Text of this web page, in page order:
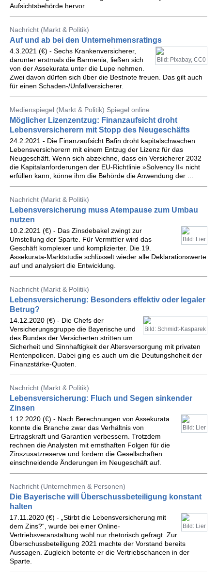
Aufsichtsbehörde hervor.
Nachricht (Markt & Politik)
Auf und ab bei den Unternehmensratings
Bild: Pixabay, CC0
4.3.2021 (€) - Sechs Krankenversicherer,
darunter erstmals die Barmenia, ließen sich
von der Assekurata unter die Lupe nehmen.
Zwei davon dürfen sich über die Bestnote freuen. Das gilt auch
für einen Schaden-/Unfallversicherer.
Medienspiegel (Markt & Politik) Spiegel online
Möglicher Lizenzentzug: Finanzaufsicht droht
Lebensversicherern mit Stopp des Neugeschäfts
24.2.2021 - Die Finanzaufsicht Bafin droht kapitalschwachen
Lebensversicherern mit einem Entzug der Lizenz für das
Neugeschäft. Wenn sich abzeichne, dass ein Versicherer 2032
die Kapitalanforderungen der EU-Richtlinie »Solvency II« nicht
erfüllen kann, könne ihm die Behörde die Anwendung der ...
Nachricht (Markt & Politik)
Lebensversicherung muss Atempause zum Umbau
nutzen
Bild: Lier
10.2.2021 (€) - Das Zinsdebakel zwingt zur
Umstellung der Sparte. Für Vermittler wird das
Geschäft komplexer und komplizierter. Die 19.
Assekurata-Marktstudie schlüsselt wieder alle Deklarationswerte
auf und analysiert die Entwicklung.
Nachricht (Markt & Politik)
Lebensversicherung: Besonders effektiv oder legaler
Betrug?
Bild: Schmidt-Kasparek
14.12.2020 (€) - Die Chefs der
Versicherungsgruppe die Bayerische und
des Bundes der Versicherten stritten um
Sicherheit und Sinnhaftigkeit der Altersversorgung mit privaten
Rentenpolicen. Dabei ging es auch um die Deutungshoheit der
Finanzstärke-Quoten.
Nachricht (Markt & Politik)
Lebensversicherung: Fluch und Segen sinkender
Zinsen
Bild: Lier
1.12.2020 (€) - Nach Berechnungen von Assekurata
konnte die Branche zwar das Verhältnis von
Ertragskraft und Garantien verbessern. Trotzdem
rechnen die Analysten mit ernsthaften Folgen für die
Zinszusatzreserve und fordern die Gesellschaften
einschneidende Änderungen im Neugeschäft auf.
Nachricht (Unternehmen & Personen)
Die Bayerische will Überschussbeteiligung konstant
halten
Bild: Lier
17.11.2020 (€) - „Stirbt die Lebensversicherung mit
dem Zins?“, wurde bei einer Online-
Vertriebsveranstaltung wohl nur rhetorisch gefragt. Zur
Überschussbeteiligung 2021 machte der Vorstand bereits
Aussagen. Zugleich betonte er die Vertriebschancen in der
Sparte.